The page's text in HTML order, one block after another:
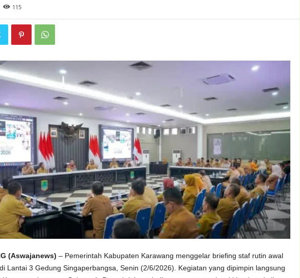
115
(Aswajanews) – Pemerintah Kabupaten Karawang menggelar briefing staf rutin awal
Lantai 3 Gedung Singaperbangsa, Senin (2/6/2026). Kegiatan yang dipimpin langsung